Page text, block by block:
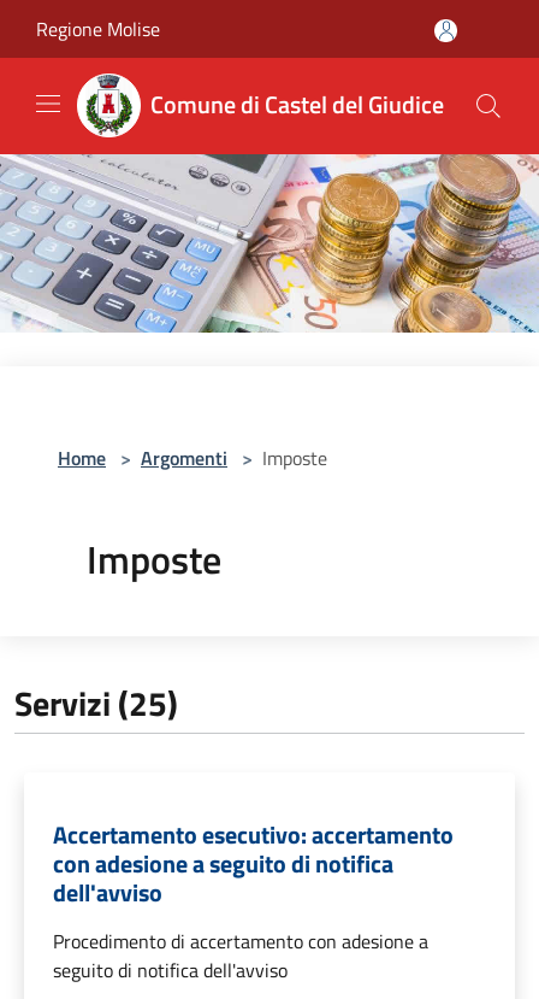
Regione Molise
Comune di Castel del Giudice
Home > Argomenti > Imposte
Imposte
Servizi (25)
Accertamento esecutivo: accertamento
con adesione a seguito di notifica
dell'avviso
Procedimento di accertamento con adesione a
seguito di notifica dell'avviso